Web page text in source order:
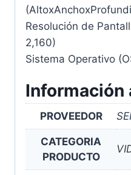
Resolución de
2,160)
Sistema Operativo
Información
PROVEEDOR
CATEGORIA
PRODUCTO